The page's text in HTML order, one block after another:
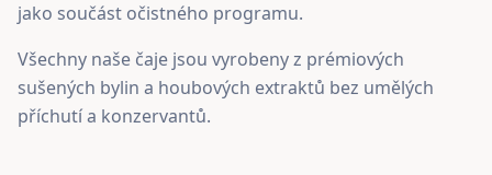
jako součást očistného programu.
Všechny naše čaje jsou vyrobeny z prémiových
sušených bylin a houbových extraktů bez umělých
příchutí a konzervantů.